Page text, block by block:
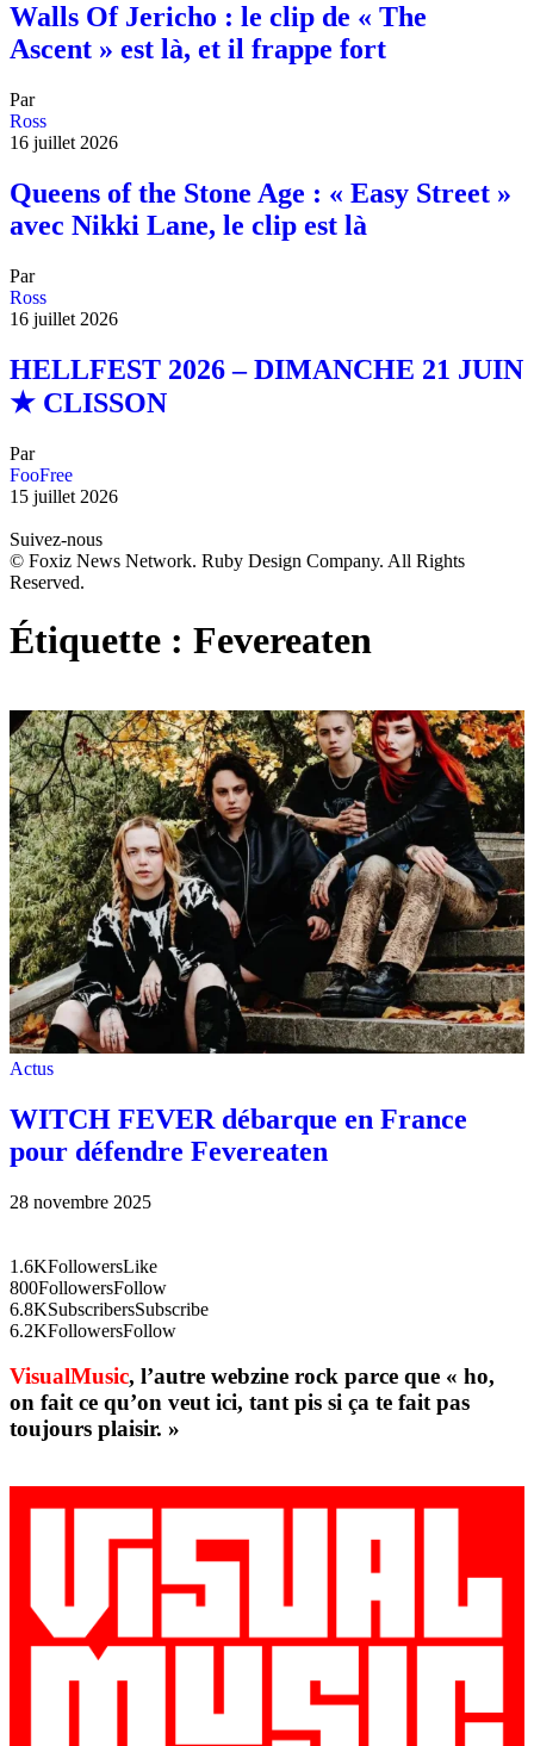
Walls Of Jericho : le clip de « The
Ascent » est là, et il frappe fort
Par
Ross
16 juillet 2026
Queens of the Stone Age : « Easy Street »
avec Nikki Lane, le clip est là
Par
Ross
16 juillet 2026
HELLFEST 2026 – DIMANCHE 21 JUIN
★ CLISSON
Par
FooFree
15 juillet 2026
Suivez-nous
© Foxiz News Network. Ruby Design Company. All Rights
Reserved.
Étiquette : Fevereaten
Actus
WITCH FEVER débarque en France
pour défendre Fevereaten
28 novembre 2025
1.6KFollowersLike
800FollowersFollow
6.8KSubscribersSubscribe
6.2KFollowersFollow
VisualMusic, l’autre webzine rock parce que « ho,
on fait ce qu’on veut ici, tant pis si ça te fait pas
toujours plaisir. »